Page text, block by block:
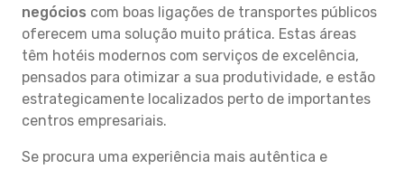
negócios com boas ligações de transportes públicos
oferecem uma solução muito prática. Estas áreas
têm hotéis modernos com serviços de excelência,
pensados para otimizar a sua produtividade, e estão
estrategicamente localizados perto de importantes
centros empresariais.
Se procura uma experiência mais autêntica e